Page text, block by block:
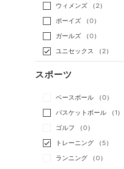
ウィメンズ
（2）
ボーイズ
（0）
ガールズ
（0）
ユニセックス
（2）
スポーツ
ベースボール
（0）
バスケットボール
（1）
ゴルフ
（0）
トレーニング
（5）
ランニング
（0）